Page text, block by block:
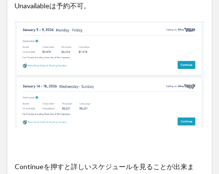
Unavailableは予約不可。
Continueを押すと詳しいスケジュールを見ることが出来ま